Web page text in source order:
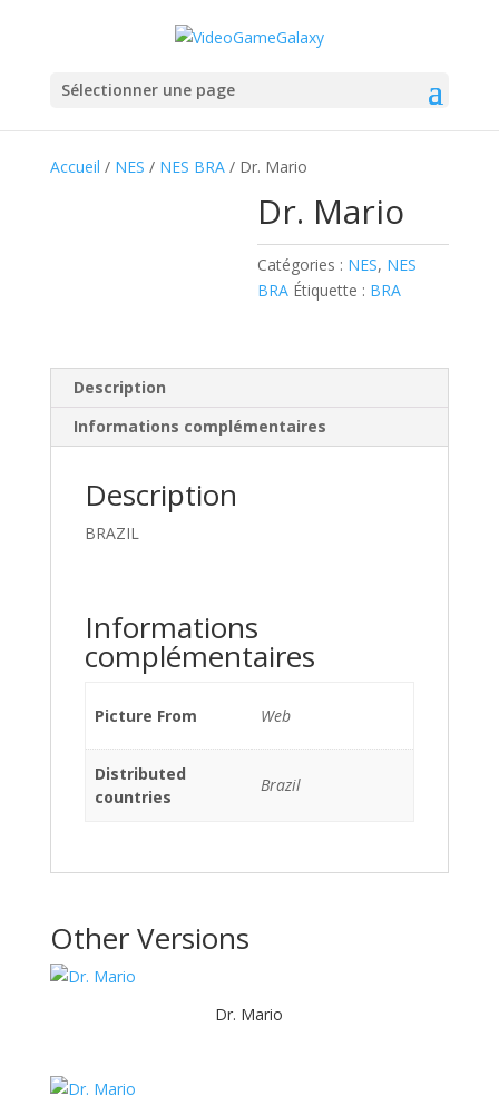
Sélectionner une page
Accueil / NES / NES BRA/ Dr. Mario
Dr. Mario
Catégories : NES, NES
BRA Étiquette : BRA
Description
Informations complémentaires
Description
BRAZIL
Informations
complémentaires
Picture From Web
Distributed
countries
Brazil
Other Versions
Dr. Mario